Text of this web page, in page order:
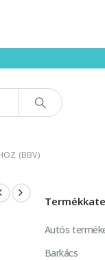
(BBV)
Autós
Barkács